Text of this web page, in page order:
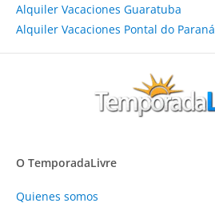
Alquiler Vacaciones Guaratuba
Alquiler Vacaciones Pontal do Paraná
O TemporadaLivre
Quienes somos